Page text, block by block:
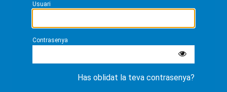
Usuari
Contrasenya
Has oblidat la teva contrasenya?